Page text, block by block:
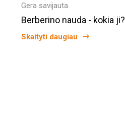
Gera savijauta
Berberino nauda - kokia ji?
Skaityti daugiau